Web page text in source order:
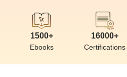
1500+
Ebooks
16000+
Certifications